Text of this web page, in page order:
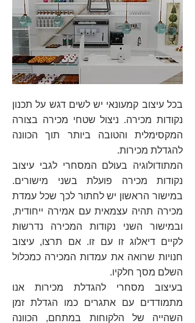
בכלעיצוב קמעונאי יש לשים דגש על תכנון
נקודות מכירה. ניצול שטחי מכירה בצורה
המקסימלית והטובה ביותר תוך הכוונה
להגדלת מכירות.
המתודולוגיה בעולם המסחרי לגבי עיצוב
נקודות מכירה פועלת בשני מישורים.
במישור הראשון יש לחתור לכך שכל עמדת
מכירה תהיה עצמאית עם אמירה ייחודית,
ובמישור השני נקודות המכירה נדרשות
לקיים דיאלוג זו עם זו. אם תרצו, עיצוב
חנויות שרואה את עמדות המכירה כמכלול
השלם מסך חלקיו.
בעיצוב מסחרי להגדלת מכירות אנו
מתמודדים עם אתגרים כמו הגדלת זמן
השהייה של הלקוחות במתחם, הכוונה